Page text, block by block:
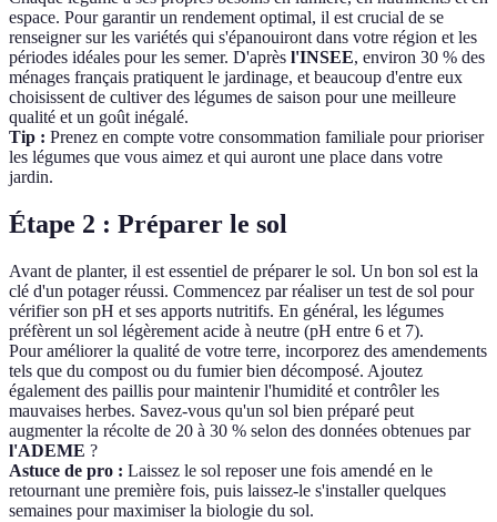
espace. Pour garantir un rendement optimal, il est crucial de se
renseigner sur les variétés qui s'épanouiront dans votre région et les
périodes idéales pour les semer. D'après l'INSEE, environ 30 % des
ménages français pratiquent le jardinage, et beaucoup d'entre eux
choisissent de cultiver des légumes de saison pour une meilleure
qualité et un goût inégalé.
Tip : Prenez en compte votre consommation familiale pour prioriser
les légumes que vous aimez et qui auront une place dans votre
jardin.
Étape 2 : Préparer le sol
Avant de planter, il est essentiel de préparer le sol. Un bon sol est la
clé d'un potager réussi. Commencez par réaliser un test de sol pour
vérifier son pH et ses apports nutritifs. En général, les légumes
préfèrent un sol légèrement acide à neutre (pH entre 6 et 7).
Pour améliorer la qualité de votre terre, incorporez des amendements
tels que du compost ou du fumier bien décomposé. Ajoutez
également des paillis pour maintenir l'humidité et contrôler les
mauvaises herbes. Savez-vous qu'un sol bien préparé peut
augmenter la récolte de 20 à 30 % selon des données obtenues par
l'ADEME ?
Astuce de pro : Laissez le sol reposer une fois amendé en le
retournant une première fois, puis laissez-le s'installer quelques
semaines pour maximiser la biologie du sol.